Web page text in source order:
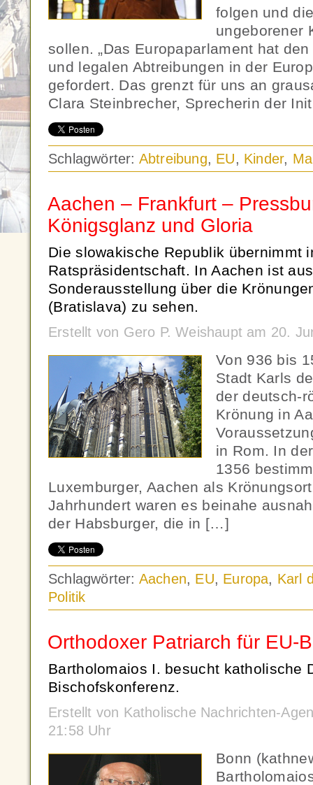
folgen und
ungeborener
sollen. „Das Europaparlament hat
und legalen Abtreibungen in der
gefordert. Das grenzt für uns an
Clara Steinbrecher, Sprecherin der
Schlagwörter: Abtreibung, EU, Kinder,
Aachen – Frankfurt –
Königsglanz und Gloria
Die slowakische Republik übernimmt
Ratspräsidentschaft. In Aachen ist
Sonderausstellung über die
(Bratislava) zu sehen.
Erstellt von Gero P. Weishaupt am 20.
Von 936 bis
Stadt Karls
der deutsch-
Krönung in
in Rom. In
1356
Luxemburger, Aachen als
Jahrhundert waren es beinahe
der Habsburger, die in […]
Schlagwörter: Aachen, EU, Europa, Karl
Politik
Orthodoxer Patriarch für EU-
Bartholomaios I. besucht katholische
Bischofskonferenz.
Erstellt von Katholische Nachrichten-
21:58 Uhr
Bonn